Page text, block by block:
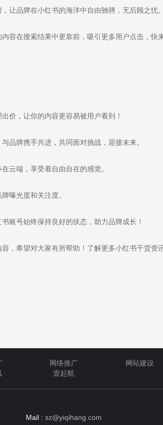
让品牌在小红书的海洋中自由驰骋，无后顾之忧。
容在搜索结果中更靠前，吸引更多用户点击，快
价，让你的内容更容易被用户看到！
品牌携手共进，共同面对挑战，迎接未来。
云端，享受着自由自在的感觉。
曝光度和关注度。
账号始终保持良好的状态，助力品牌成长！
，希望对大家有所帮助！了解更多小红书干货资
网络推广 网站建设
壹起航
Mail : sz@yiqihang.com